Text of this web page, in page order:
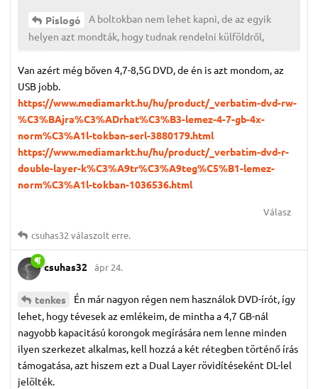
Pislogó
A boltokban nem lehet kapni, de az egyik
helyen azt mondták, hogy tudnak rendelni külföldről,
Van azért még bőven 4,7-8,5G DVD, de én is azt mondom, az
USB jobb.
https://www.mediamarkt.hu/hu/product/_verbatim-dvd-rw-
%C3%BAjra%C3%ADrhat%C3%B3-lemez-4-7-gb-4x-
norm%C3%A1l-tokban-serl-3880179.html
https://www.mediamarkt.hu/hu/product/_verbatim-dvd-r-
double-layer-k%C3%A9tr%C3%A9teg%C5%B1-lemez-
norm%C3%A1l-tokban-1036536.html
Válasz
csuhas32 válaszolt erre.
csuhas32 ápr 24.
tenkes
Én már nagyon régen nem használok DVD-írót, így
lehet, hogy tévesek az emlékeim, de mintha a 4,7 GB-nál
nagyobb kapacitású korongok megírására nem lenne minden
ilyen szerkezet alkalmas, kell hozzá a két rétegben történő írás
támogatása, azt hiszem ezt a Dual Layer rövidítéseként DL-lel
jelölték.